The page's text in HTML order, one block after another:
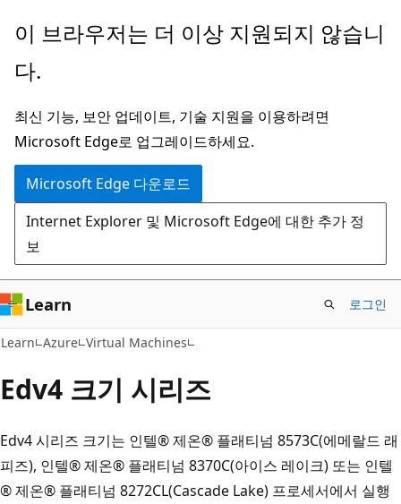
주
콘
츠
로
건
너
뛰
기
이 브라우저는 더 이상 지원되지 않습니
다.
최신 기능, 보안 업데이트, 기술 지원을 이용하려면
Microsoft Edge로 업그레이드하세요.
Microsoft Edge 다운로드
Internet Explorer 및 Microsoft Edge에 대한 추가 정
보
Learn 로그인
Learn Azure Virtual Machines
Edv4 크기 시리즈
Edv4 시리즈 크기는 인텔® 제온® 플래티넘 8573C(에메랄드 래
피즈), 인텔® 제온® 플래티넘 8370C(아이스 레이크) 또는 인텔
® 제온® 플래티넘 8272CL(Cascade Lake) 프로세서에서 실행